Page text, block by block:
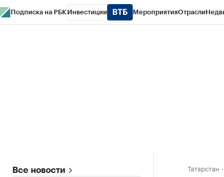
Подписка на РБК Инвестиции МероприятияОтрасли
Все новости Татарстан